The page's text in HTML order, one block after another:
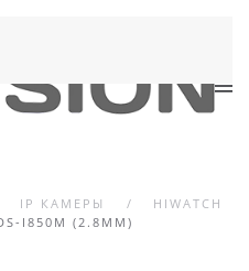
IP КАМЕРЫ
HIWATCH
I850M (2.8MM)